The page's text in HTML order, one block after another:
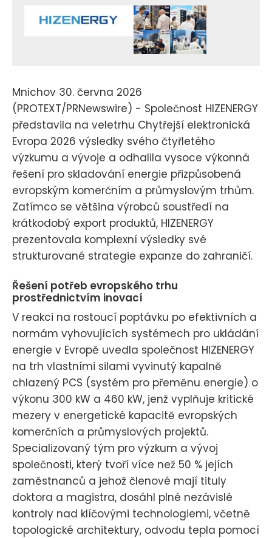
Mnichov 30. června 2026
(PROTEXT/PRNewswire) - Společnost HIZENERGY
představila na veletrhu Chytřejší elektronická
Evropa 2026 výsledky svého čtyřletého
výzkumu a vývoje a odhalila vysoce výkonná
řešení pro skladování energie přizpůsobená
evropským komerčním a průmyslovým trhům.
Zatímco se většina výrobců soustředí na
krátkodobý export produktů, HIZENERGY
prezentovala komplexní výsledky své
strukturované strategie expanze do zahraničí.
Řešení potřeb evropského trhu
prostřednictvím inovací
V reakci na rostoucí poptávku po efektivních a
normám vyhovujících systémech pro ukládání
energie v Evropě uvedla společnost HIZENERGY
na trh vlastními silami vyvinutý kapalně
chlazený PCS (systém pro přeměnu energie) o
výkonu 300 kW a 460 kW, jenž vyplňuje kritické
mezery v energetické kapacitě evropských
komerčních a průmyslových projektů.
Specializovaný tým pro výzkum a vývoj
společnosti, který tvoří více než 50 % jejích
zaměstnanců a jehož členové mají tituly
doktora a magistra, dosáhl plné nezávislé
kontroly nad klíčovými technologiemi, včetně
topologické architektury, odvodu tepla pomocí